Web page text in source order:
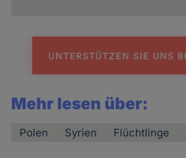
Mehr lesen über:
Polen Syrien Flüchtlinge